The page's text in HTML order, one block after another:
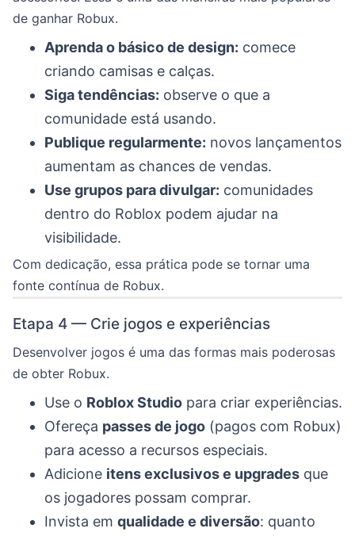
de ganhar Robux.
Aprenda o básico de design: comece
criando camisas e calças.
Siga tendências: observe o que a
comunidade está usando.
Publique regularmente: novos lançamentos
aumentam as chances de vendas.
Use grupos para divulgar: comunidades
dentro do Roblox podem ajudar na
visibilidade.
Com dedicação, essa prática pode se tornar uma
fonte contínua de Robux.
Etapa 4 — Crie jogos e experiências
Desenvolver jogos é uma das formas mais poderosas
de obter Robux.
Use o Roblox Studio para criar experiências.
Ofereça passes de jogo (pagos com Robux)
para acesso a recursos especiais.
Adicione itens exclusivos e upgrades que
os jogadores possam comprar.
Invista em qualidade e diversão: quanto